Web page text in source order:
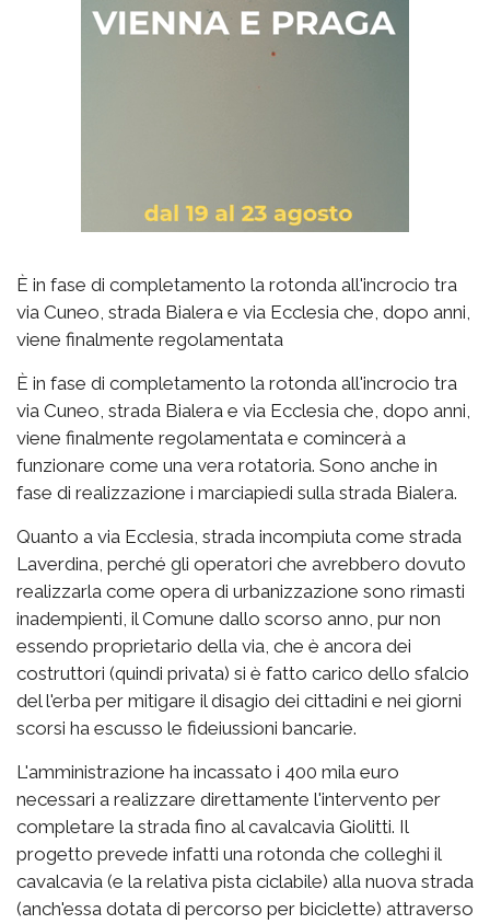
È in fase di completamento la rotonda all'incrocio tra
via Cuneo, strada Bialera e via Ecclesia che, dopo anni,
viene finalmente regolamentata
È in fase di completamento la rotonda all'incrocio tra
via Cuneo, strada Bialera e via Ecclesia che, dopo anni,
viene finalmente regolamentata e comincerà a
funzionare come una vera rotatoria. Sono anche in
fase di realizzazione i marciapiedi sulla strada Bialera.
Quanto a via Ecclesia, strada incompiuta come strada
Laverdina, perché gli operatori che avrebbero dovuto
realizzarla come opera di urbanizzazione sono rimasti
inadempienti, il Comune dallo scorso anno, pur non
essendo proprietario della via, che è ancora dei
costruttori (quindi privata) si è fatto carico dello sfalcio
del l'erba per mitigare il disagio dei cittadini e nei giorni
scorsi ha escusso le fideiussioni bancarie.
L'amministrazione ha incassato i 400 mila euro
necessari a realizzare direttamente l'intervento per
completare la strada fino al cavalcavia Giolitti. Il
progetto prevede infatti una rotonda che colleghi il
cavalcavia (e la relativa pista ciclabile) alla nuova strada
(anch'essa dotata di percorso per biciclette) attraverso